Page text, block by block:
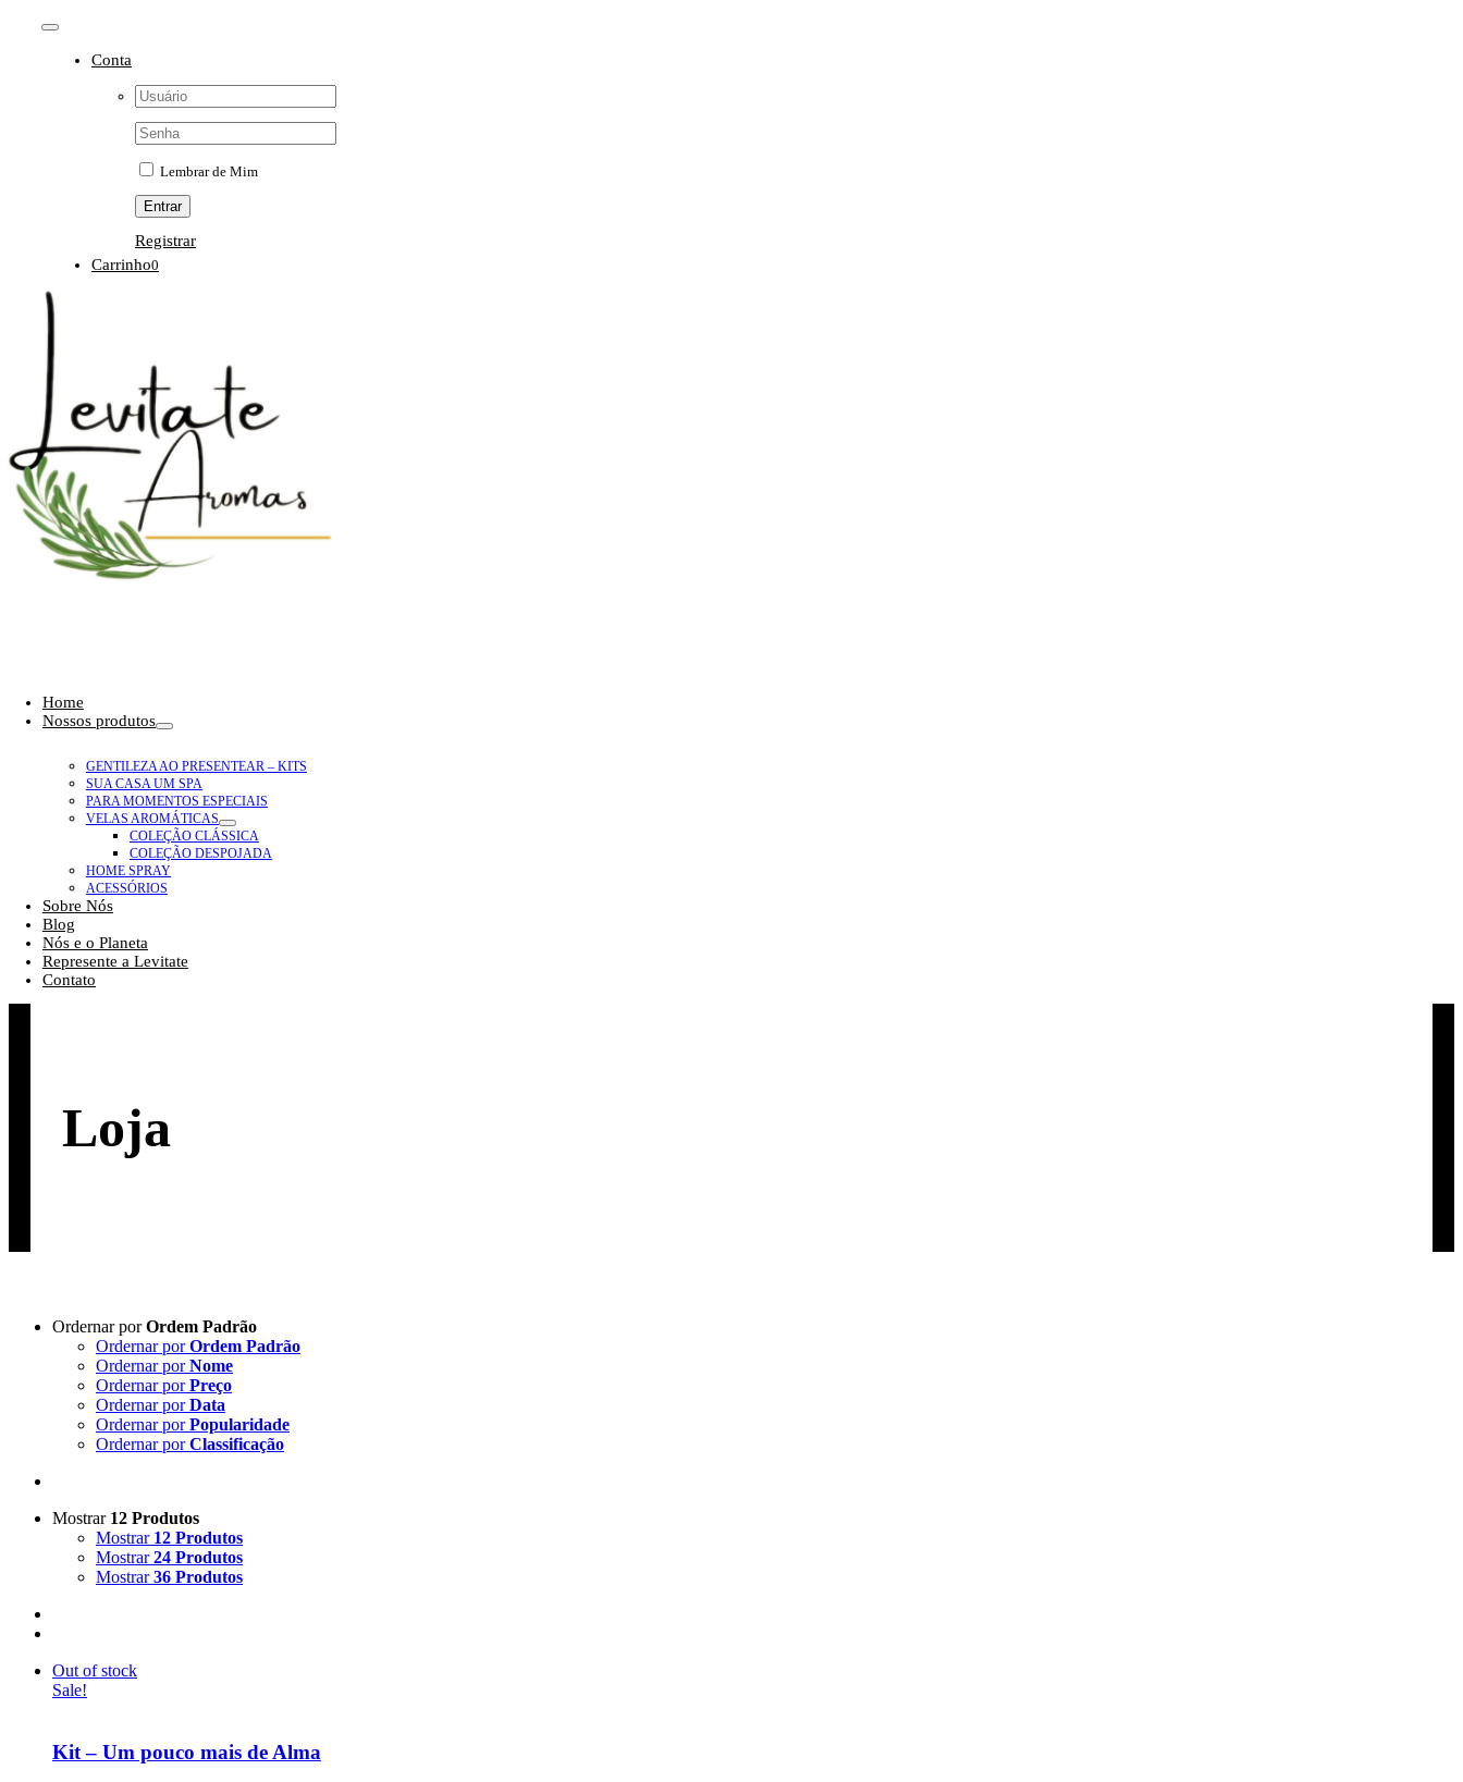
Navigation
Conta
Username:
Senha:
Lembrar de Mim
Registrar
Carrinho0
Home
Nossos produtos
GENTILEZA AO PRESENTEAR – KITS
SUA CASA UM SPA
PARA MOMENTOS ESPECIAIS
VELAS AROMÁTICAS
COLEÇÃO CLÁSSICA
COLEÇÃO DESPOJADA
HOME SPRAY
ACESSÓRIOS
Sobre Nós
Blog
Nós e o Planeta
Represente a Levitate
Contato
Loja
Ordernar porOrdem Padrão
Ordernar porOrdem Padrão
Ordernar porNome
Ordernar porPreço
Ordernar porData
Ordernar porPopularidade
Ordernar porClassificação
Mostrar 12 Produtos
Mostrar 12 Produtos
Mostrar24 Produtos
Mostrar36 Produtos
Out of stock
Sale!
Kit – Um pouco mais de Alma